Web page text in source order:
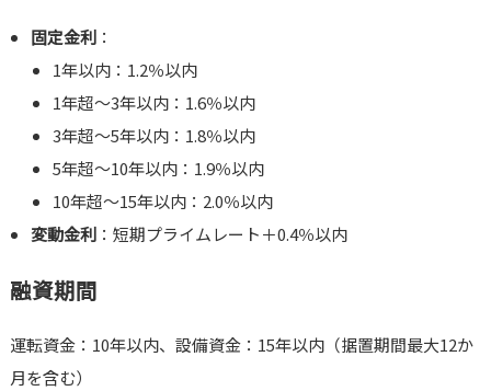
固定金利 ：
1年以内：1.2％以内
1年超～3年以内：1.6％以内
3年超～5年以内：1.8％以内
5年超～10年以内：1.9％以内
10年超～15年以内：2.0％以内
変動金利 ：短期プライムレート＋0.4％以内
融資期間
運転資金：10年以内、設備資金：15年以内（据置期間最大12か
月を含む）